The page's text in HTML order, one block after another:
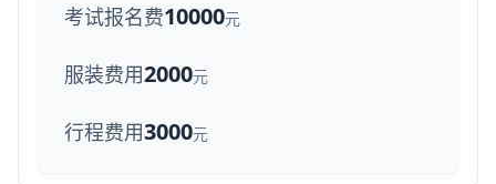
考试报名费10000元
服装费用2000元
行程费用3000元